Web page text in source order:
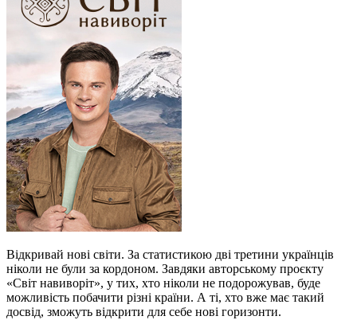
Відкривай нові світи. За статистикою дві третини українців
ніколи не були за кордоном. Завдяки авторському проєкту
«Світ навиворіт», у тих, хто ніколи не подорожував, буде
можливість побачити різні країни. А ті, хто вже має такий
досвід, зможуть відкрити для себе нові горизонти.